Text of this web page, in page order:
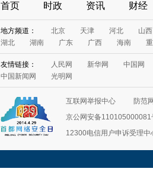
首页 时政 资讯 财经
地方频道： 北京 天津 河北
山西
湖北
湖南 广东 广西 海南
友情链接： 人民网 新华网
中国网
中国新闻网
光明网
互联网举报中心
防范
京公网安备110105000081
12300电信用户申诉受理中